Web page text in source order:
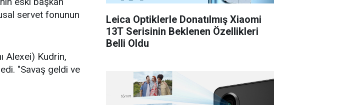
servet fonunun
Alexei) Kudrin,
"Savaş geldi ve
Leica Optiklerle Donatılmış Xiaomi
13T Serisinin Beklenen Özellikleri
Belli Oldu